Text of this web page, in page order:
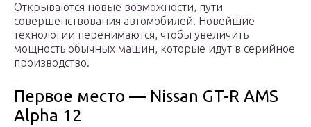
Открываются новые возможности, пути
совершенствования автомобилей. Новейшие
технологии перенимаются, чтобы увеличить
мощность обычных машин, которые идут в серийное
производство.
Первое место — Nissan GT-R AMS
Alpha 12